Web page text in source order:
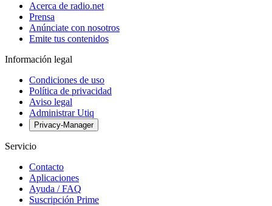
Acerca de radio.net
Prensa
Anúnciate con nosotros
Emite tus contenidos
Información legal
Condiciones de uso
Política de privacidad
Aviso legal
Administrar Utiq
Privacy-Manager
Servicio
Contacto
Aplicaciones
Ayuda / FAQ
Suscripción Prime